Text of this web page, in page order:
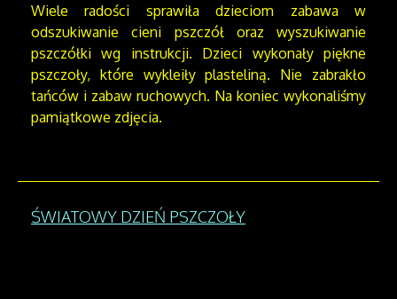
Wiele radości sprawiła dzieciom zabawa w
odszukiwanie cieni pszczół oraz wyszukiwanie
pszczółki wg instrukcji. Dzieci wykonały piękne
pszczoły, które wykleiły plasteliną. Nie zabrakło
tańców i zabaw ruchowych. Na koniec wykonaliśmy
pamiątkowe zdjęcia.
ŚWIATOWY DZIEŃ PSZCZOŁY